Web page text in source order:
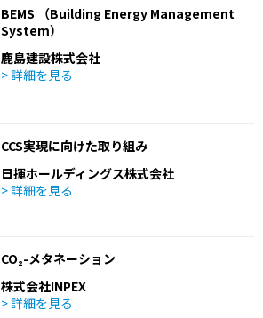
BEMS （Building Energy Management
System）
鹿島建設株式会社
> 詳細を見る
CCS実現に向けた取り組み
日揮ホールディングス株式会社
> 詳細を見る
CO₂-メタネーション
株式会社INPEX
> 詳細を見る